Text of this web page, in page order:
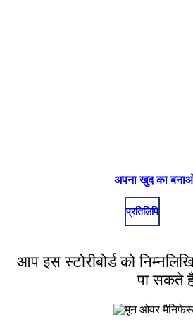
अपना खुद का
प्रतिलिपि
आप इस स्टोरीबोर्ड को
पा सकते